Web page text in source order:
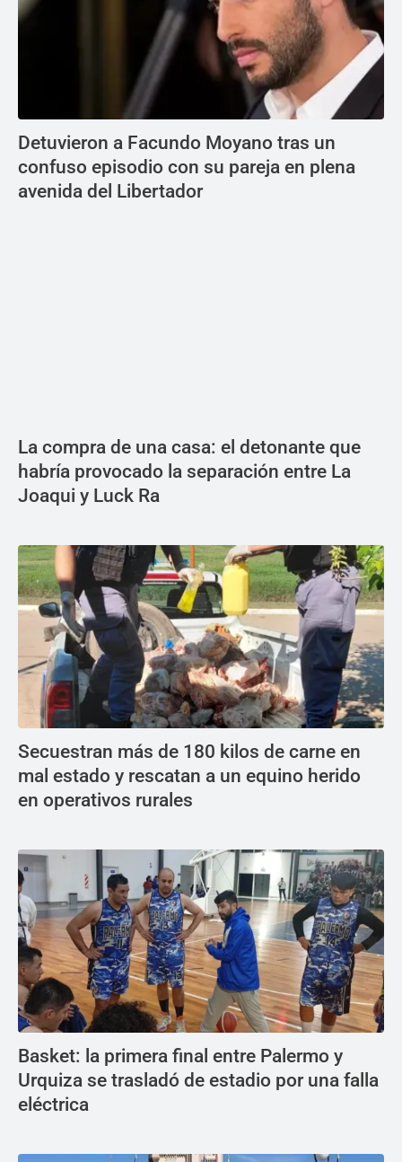
Detuvieron a Facundo Moyano tras un
confuso episodio con su pareja en plena
avenida del Libertador
La compra de una casa: el detonante que
habría provocado la separación entre La
Joaqui y Luck Ra
Secuestran más de 180 kilos de carne en
mal estado y rescatan a un equino herido
en operativos rurales
Basket: la primera final entre Palermo y
Urquiza se trasladó de estadio por una falla
eléctrica